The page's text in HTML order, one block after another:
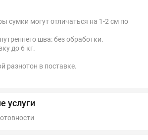
сумки могут отличаться на 1-2 см по
шва: без обработки.
до 6 кг.
разнотон в поставке.
услуги